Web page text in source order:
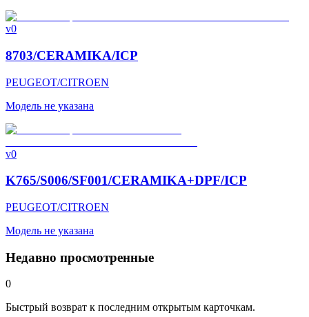
v0
8703/CERAMIKA/ICP
PEUGEOT/CITROEN
Модель не указана
v0
K765/S006/SF001/CERAMIKA+DPF/ICP
PEUGEOT/CITROEN
Модель не указана
Недавно просмотренные
0
Быстрый возврат к последним открытым карточкам.